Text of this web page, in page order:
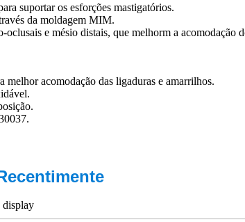
suportar os esforções mastigatórios.
da moldagem MIM.
oclusais e mésio distais, que melhorm a acomodação
melhor acomodação das ligaduras e amarrilhos.
display